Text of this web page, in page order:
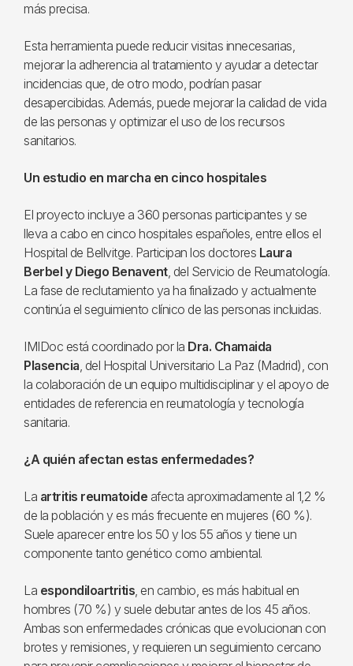
más precisa.
Esta herramienta puede reducir visitas innecesarias,
mejorar la adherencia al tratamiento y ayudar a detectar
incidencias que, de otro modo, podrían pasar
desapercibidas. Además, puede mejorar la calidad de vida
de las personas y optimizar el uso de los recursos
sanitarios.
Un estudio en marcha en cinco hospitales
El proyecto incluye a 360 personas participantes y se
lleva a cabo en cinco hospitales españoles, entre ellos el
Hospital de Bellvitge. Participan los doctores Laura
Berbel y Diego Benavent, del Servicio de Reumatología.
La fase de reclutamiento ya ha finalizado y actualmente
continúa el seguimiento clínico de las personas incluidas.
IMIDoc está coordinado por la Dra. Chamaida
Plasencia, del Hospital Universitario La Paz (Madrid), con
la colaboración de un equipo multidisciplinar y el apoyo de
entidades de referencia en reumatología y tecnología
sanitaria.
¿A quién afectan estas enfermedades?
La artritis reumatoide afecta aproximadamente al 1,2 %
de la población y es más frecuente en mujeres (60 %).
Suele aparecer entre los 50 y los 55 años y tiene un
componente tanto genético como ambiental.
La espondiloartritis, en cambio, es más habitual en
hombres (70 %) y suele debutar antes de los 45 años.
Ambas son enfermedades crónicas que evolucionan con
brotes y remisiones, y requieren un seguimiento cercano